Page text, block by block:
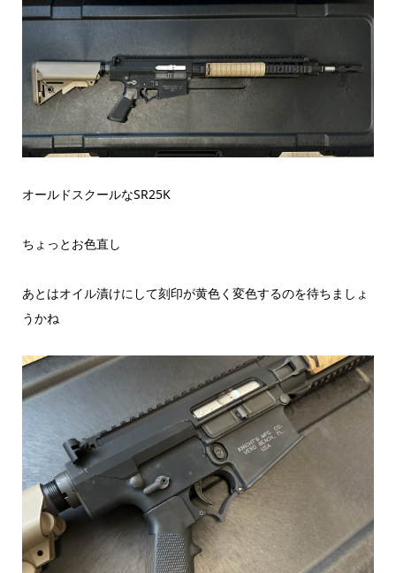
オールドスクールなSR25K
ちょっとお色直し
あとはオイル漬けにして刻印が黄色く変色するのを待ちましょ
うかね